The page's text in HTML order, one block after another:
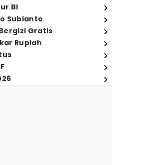
BI
Subianto
Gratis
Rupiah